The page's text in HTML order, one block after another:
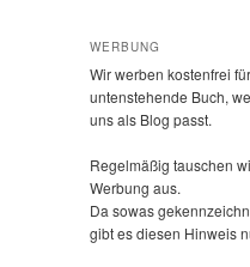
WERBUNG
Wir werben kostenfrei
untenstehende Buch,
uns als Blog passt.
Regelmäßig tauschen
Werbung aus.
Da sowas
gibt es diesen Hinweis